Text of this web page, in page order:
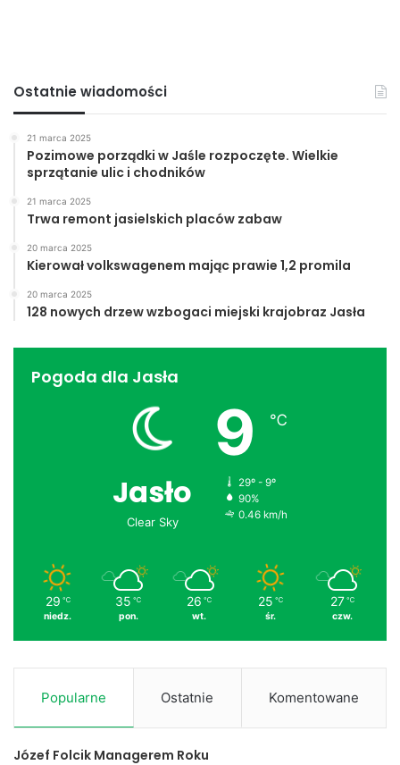
Ostatnie wiadomości
21 marca 2025
Pozimowe porządki w Jaśle rozpoczęte. Wielkie
sprzątanie ulic i chodników
21 marca 2025
Trwa remont jasielskich placów zabaw
20 marca 2025
Kierował volkswagenem mając prawie 1,2 promila
20 marca 2025
128 nowych drzew wzbogaci miejski krajobraz Jasła
Pogoda dla Jasła
Jasło
Clear Sky
9 ℃
29º - 9º
90%
0.46 km/h
29 ℃
niedz.
35 ℃
pon.
26 ℃
wt.
25 ℃
śr.
27 ℃
czw.
Popularne Ostatnie Komentowane
Józef Folcik Managerem Roku